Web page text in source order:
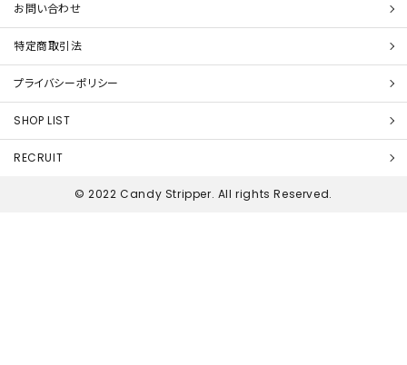
お問い合わせ
特定商取引法
プライバシーポリシー
SHOP LIST
RECRUIT
© 2022 Candy Stripper. All rights Reserved.